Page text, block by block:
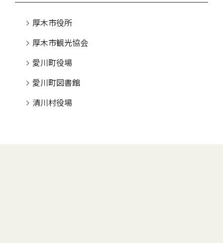
厚木市役所
厚木市観光協会
愛川町役場
愛川町図書館
清川村役場